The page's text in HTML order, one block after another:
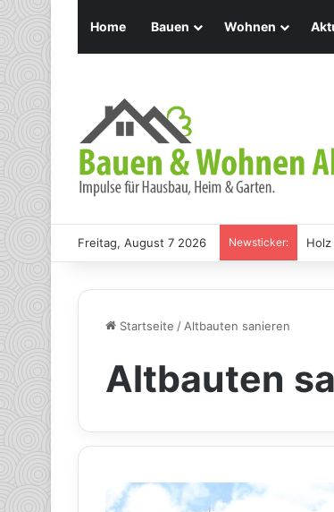
Home Bauen Wohnen
Freitag, August 7 2026 Newsticker:
Startseite /Altbauten sanieren
Altbauten